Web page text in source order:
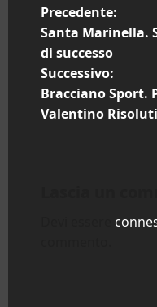
N
a
v
i
Precedente:
Santa Marinella.
di successo
Successivo:
Bracciano Sport.
Valentino